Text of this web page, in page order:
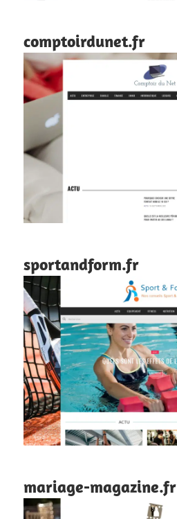
comptoirdunet.fr
sportandform.fr
mariage-magazine.fr